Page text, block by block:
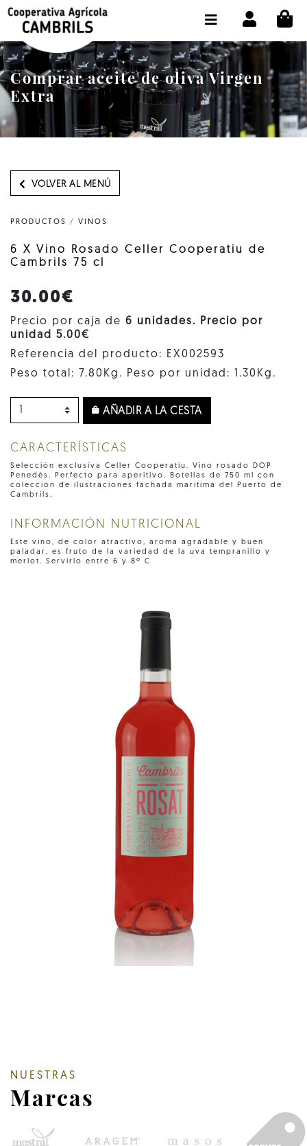
Comprar aceite de oliva Virgen
Extra
VOLVER AL MENÚ
PRODUCTOS / VINOS
6 X Vino Rosado Celler Cooperatiu de
Cambrils 75 cl
30.00€
Precio por caja de 6 unidades. Precio por
unidad 5.00€
Referencia del producto: EX002593
Peso total: 7.80Kg. Peso por unidad: 1.30Kg.
AÑADIR A LA CESTA
CARACTERÍSTICAS
Selección exclusiva Celler Cooperatiu. Vino rosado DOP
Penedès. Perfecto para aperitivo. Botellas de 750 ml con
colección de ilustraciones fachada marítima del Puerto de
Cambrils.
INFORMACIÓN NUTRICIONAL
Este vino, de color atractivo, aroma agradable y buen
paladar, es fruto de la variedad de la uva tempranillo y
merlot. Servirlo entre 6 y 8º C
NUESTRAS
Marcas
TIENDA COMPRA ONLINE
LA COOPERATIVA
OLEOTOUR
PRODUCTOS
NUESTRO ACEITE
SELECCIONAR IDIOMA :